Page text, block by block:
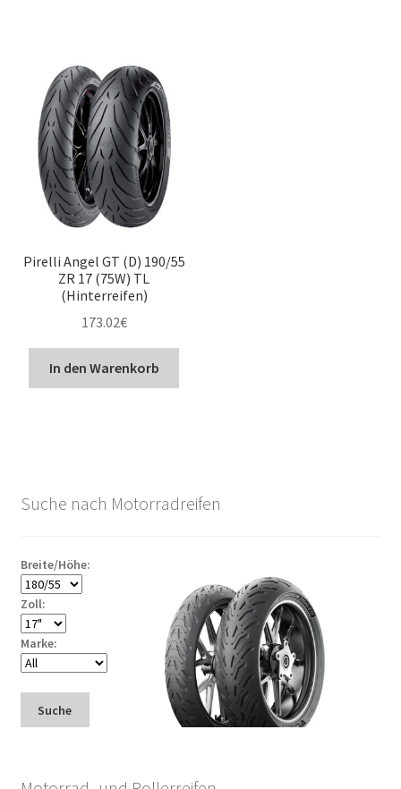
Pirelli Angel GT (D) 190/55
ZR 17 (75W) TL
(Hinterreifen)
173.02€
In den Warenkorb
Suche nach Motorradreifen
Breite/Höhe:
Zoll:
Marke:
Suche